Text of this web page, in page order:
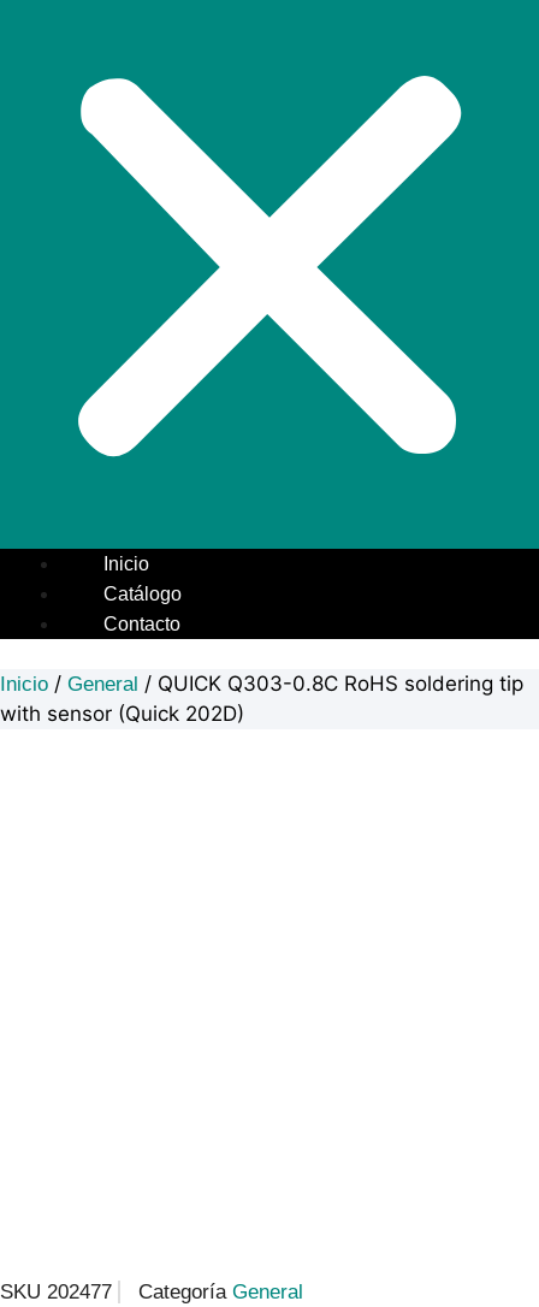
Inicio
Catálogo
Contacto
Inicio / General / QUICK Q303-0.8C RoHS soldering tip
with sensor (Quick 202D)
SKU 202477 Categoría General